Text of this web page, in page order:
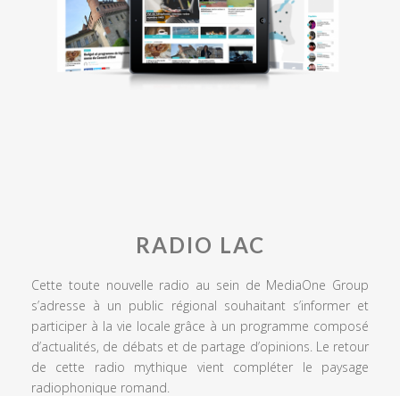
RADIO LAC
Cette toute nouvelle radio au sein de MediaOne Group
s’adresse à un public régional souhaitant s’informer et
participer à la vie locale grâce à un programme composé
d’actualités, de débats et de partage d’opinions. Le retour
de cette radio mythique vient compléter le paysage
radiophonique romand.